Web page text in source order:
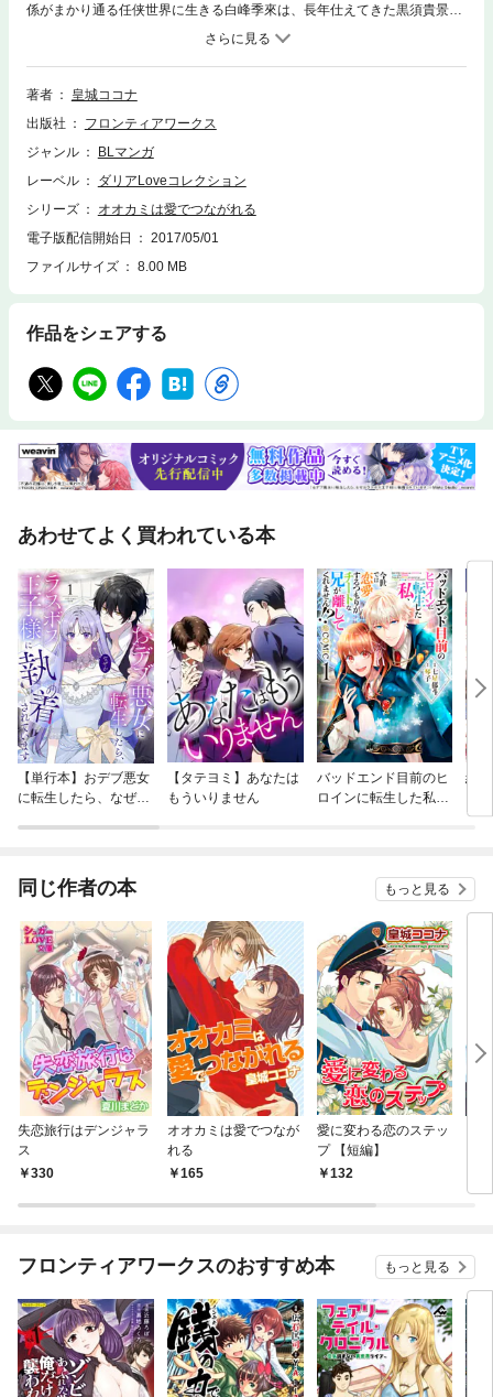
係がまかり通る任侠世界に生きる白峰季來は、長年仕えてきた黒須貴景を
自分から突き放した。貴景を自由にしてやりたかった、そして何よりも好
きな男とは対等でいたかったから。だが、６年後補佐役として戻ってきた
貴景は、季來を護るためだと彼を拘束・監禁して――!? 【Dariaラブコレ
vol.49収録作品（表紙：皇城ココナ）】
著者
皇城ココナ
出版社
フロンティアワークス
ジャンル
BLマンガ
レーベル
ダリアLoveコレクション
シリーズ
オオカミは愛でつながれる
電子版配信開始日
2017/05/01
ファイルサイズ
8.00 MB
作品をシェアする
あわせてよく買われている本
【単行本】おデブ悪女
に転生したら、なぜか
【タテヨミ】あなたは
もういりません
バッドエンド目前のヒ
ロインに転生した私、
結
同じ作者の本 もっと見る
失恋旅行はデンジャラ
ス
330
オオカミは愛でつなが
れる
165
愛に変わる恋のステッ
プ 【短編】
132
フロンティアワークスのおすすめ本 もっと見る